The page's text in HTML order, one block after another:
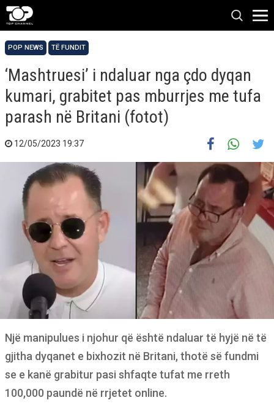
POP NEWS TË FUNDIT
‘Mashtruesi’ i ndaluar nga çdo dyqan
kumari, grabitet pas mburrjes me tufa
parash në Britani (fotot)
12/05/2023 19:37
Një manipulues i njohur që është ndaluar të hyjë në të
gjitha dyqanet e bixhozit në Britani, thotë së fundmi
se e kanë grabitur pasi shfaqte tufat me rreth
100,000 paundë në rrjetet online.